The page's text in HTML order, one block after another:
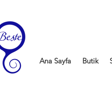
Ana Sayfa Butik